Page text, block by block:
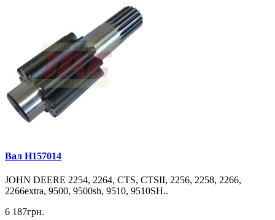
Вал H157014
JOHN DEERE 2254, 2264, CTS, CTSII, 2256, 2258, 2266,
2266extra, 9500, 9500sh, 9510, 9510SH..
6 187грн.